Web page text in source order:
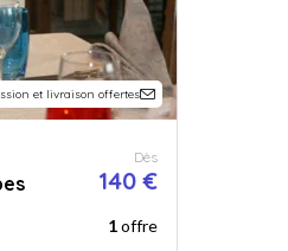
et livraison offertes
Dès
140 €
1offre